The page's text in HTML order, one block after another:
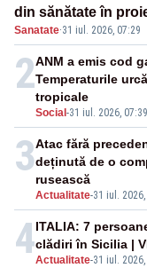
din sănătate în
Sanatate·31 iul. 2026, 07:29
2
Social -31 iul. 2026, 07:39
ANM a emis cod
Temperaturile
tropicale
3
Actualitate-31 iul.
Atac fără
deținută de o
rusească
4Actualitate-31 iul.
ITALIA: 7
clădiri în Sicilia |